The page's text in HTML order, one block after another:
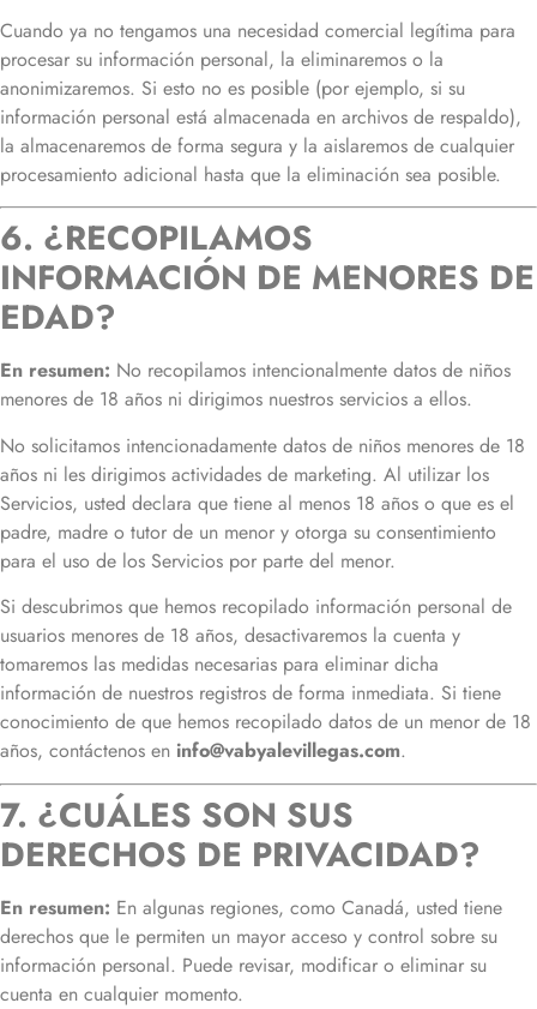
Cuando ya no tengamos una necesidad comercial legítima para
procesar su información personal, la eliminaremos o la
anonimizaremos. Si esto no es posible (por ejemplo, si su
información personal está almacenada en archivos de respaldo),
la almacenaremos de forma segura y la aislaremos de cualquier
procesamiento adicional hasta que la eliminación sea posible.
6. ¿RECOPILAMOS
INFORMACIÓN DE MENORES DE
EDAD?
En resumen: No recopilamos intencionalmente datos de niños
menores de 18 años ni dirigimos nuestros servicios a ellos.
No solicitamos intencionadamente datos de niños menores de 18
años ni les dirigimos actividades de marketing. Al utilizar los
Servicios, usted declara que tiene al menos 18 años o que es el
padre, madre o tutor de un menor y otorga su consentimiento
para el uso de los Servicios por parte del menor.
Si descubrimos que hemos recopilado información personal de
usuarios menores de 18 años, desactivaremos la cuenta y
tomaremos las medidas necesarias para eliminar dicha
información de nuestros registros de forma inmediata. Si tiene
conocimiento de que hemos recopilado datos de un menor de 18
años, contáctenos en info@vabyalevillegas.com.
7. ¿CUÁLES SON SUS
DERECHOS DE PRIVACIDAD?
En resumen: En algunas regiones, como Canadá, usted tiene
derechos que le permiten un mayor acceso y control sobre su
información personal. Puede revisar, modificar o eliminar su
cuenta en cualquier momento.